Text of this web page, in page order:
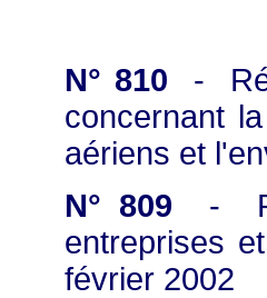
N° 810 -
concernant
aériens et
N° 809 -
entreprises
février 2002